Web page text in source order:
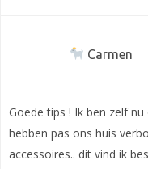
Carmen
Goede tips ! Ik ben zelf
hebben pas ons huis
accessoires.. dit vind ik